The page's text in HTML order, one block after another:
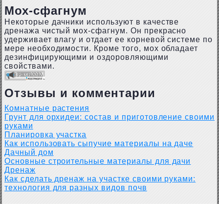
Мох-сфагнум
Некоторые дачники используют в качестве
дренажа чистый мох-сфагнум. Он прекрасно
удерживает влагу и отдает ее корневой системе по
мере необходимости. Кроме того, мох обладает
дезинфицирующими и оздоровляющими
свойствами.
Отзывы и комментарии
Комнатные растения
Грунт для орхидеи: состав и приготовление своими
руками
Планировка участка
Как использовать сыпучие материалы на даче
Дачный дом
Основные строительные материалы для дачи
Дренаж
Как сделать дренаж на участке своими руками:
технология для разных видов почв